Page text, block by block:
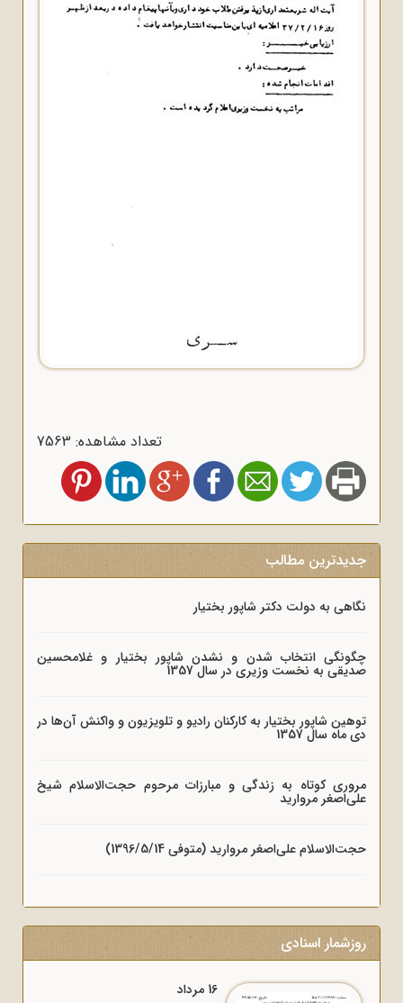
تعداد مشاهده: 7563
جدیدترین مطالب
نگاهی به دولت دکتر شاپور بختیار
چگونگی انتخاب شدن و نشدن شاپور بختیار و غلامحسین
صدیقی به نخست وزیری در سال 1357
توهین شاپور بختیار به کارکنان رادیو و تلویزیون و واکنش آن‌ها در
دی ماه سال 1357
مروری کوتاه به زندگی و مبارزات مرحوم حجت‌الاسلام شیخ
علی‌اصغر مروارید
حجت‌الاسلام علی‌اصغر مروارید (متوفی 1396/5/14)
روزشمار اسنادی
16 مرداد